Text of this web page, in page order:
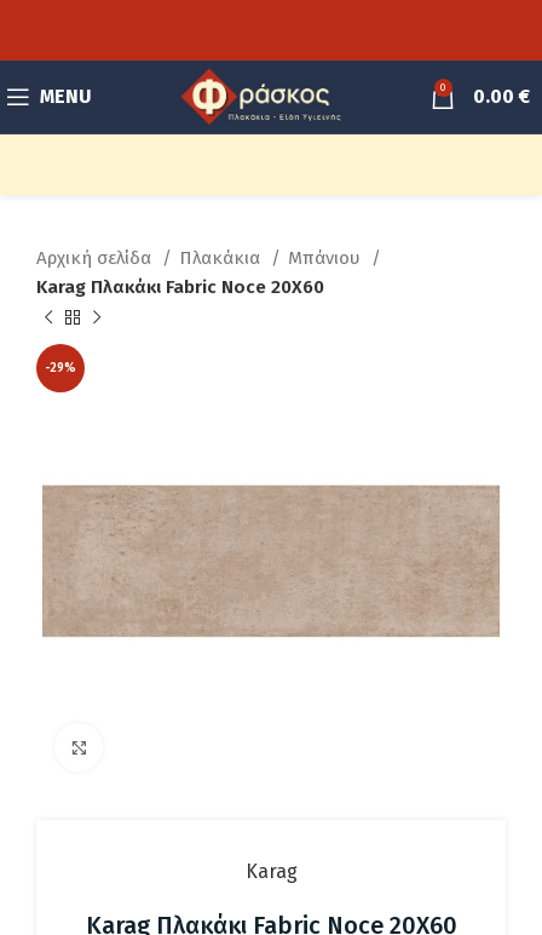
MENU 0 0.00€
Αρχική σελίδα Πλακάκια
Μπάνιου
Karag Πλακάκι Fabric Noce 20X60
-29%
Karag
Karag Πλακάκι Fabric Noce 20X60